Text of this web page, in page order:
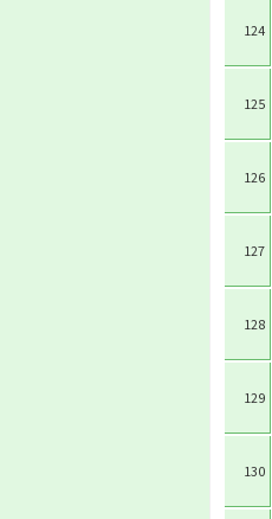
124
125
126
127
128
129
130